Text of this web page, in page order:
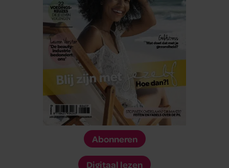
Abonneren
Digitaal lezen